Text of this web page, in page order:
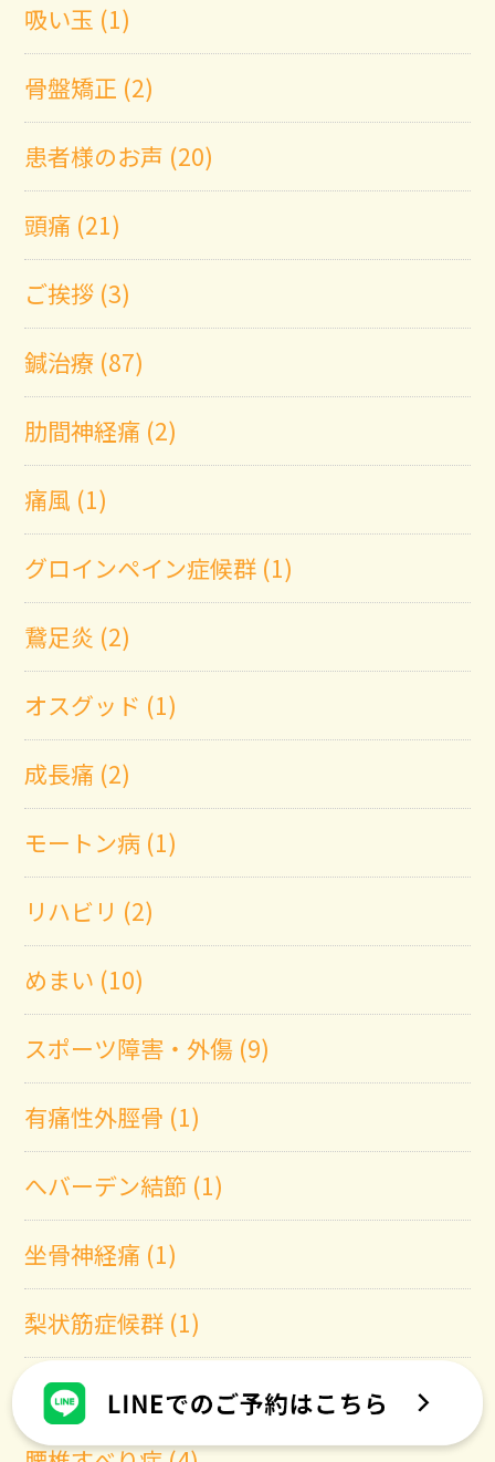
吸い玉 (1)
骨盤矯正 (2)
患者様のお声 (20)
頭痛 (21)
ご挨拶 (3)
鍼治療 (87)
肋間神経痛 (2)
痛風 (1)
グロインペイン症候群 (1)
鵞足炎 (2)
オスグッド (1)
成長痛 (2)
モートン病 (1)
リハビリ (2)
めまい (10)
スポーツ障害・外傷 (9)
有痛性外脛骨 (1)
へバーデン結節 (1)
坐骨神経痛 (1)
梨状筋症候群 (1)
腰椎分離症 (4)